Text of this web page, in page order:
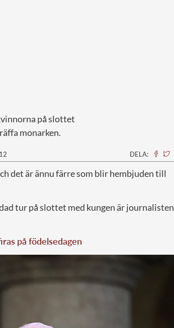
på slottet
monarken.
DELA:
det är ännu färre som blir hembjuden till
tur på slottet med kungen är journalisten
på födelsedagen